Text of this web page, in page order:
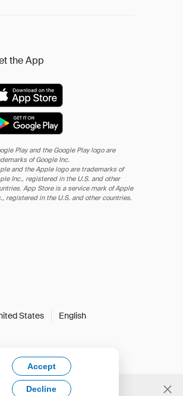
the App
Play and the Google Play logo are
of Google Inc.
and the Apple logo are trademarks of
Inc., registered in the U.S. and other
App Store is a service mark of Apple
registered in the U.S. and other countries.
States English
Accept
Decline